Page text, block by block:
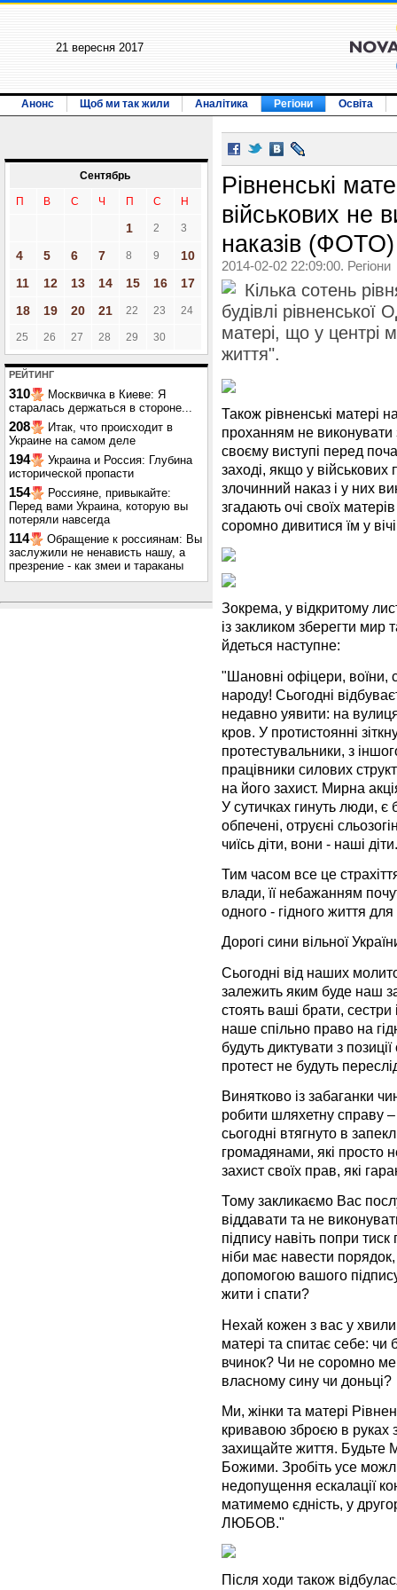
21 вересня 2017
Анонс Щоб ми так жили Аналітика Регіони Освіта
Сентябрь
П В С Ч П С Н
1 2 3
4 5 6 7 8 9
10
11
12 13 14 15 16
17
18
19 20 21 22 23 24
25 26 27 28 29 30
РЕЙТИНГ
310
Москвичка в Киеве: Я
старалась держаться в стороне...
208
Итак, что происходит в
Украине на самом деле
194
Украина и Россия: Глубина
исторической пропасти
154
Россияне, привыкайте:
Перед вами Украина, которую вы
потеряли навсегда
114
Обращение к россиянам: Вы
заслужили не ненависть нашу, а
презрение - как змеи и тараканы
Рівненські
військових не
наказів (ФОТО)
2014-02-02 22:09:00. Регіони
Кілька сотень
будівлі
матері, що у центрі
життя".
Також рівненські матері
проханням не виконувати
своєму виступі перед
заході, якщо у військових
злочинний наказ і у них
згадають очі своїх
соромно дивитися їм у
Зокрема, у відкритому
із закликом зберегти мир
йдеться наступне:
"Шановні офіцери, воїни,
народу! Сьогодні
недавно уявити: на
кров. У протистоянні
протестувальники, з
працівники силових
на його захист. Мирна
У сутичках гинуть люди,
обпечені, отруєні
чиїсь діти, вони - наші діти.
Тим часом все це
влади, її небажанням
одного - гідного життя для
Дорогі сини вільної
Сьогодні від наших
залежить яким буде наш
стоять ваші брати,
наше спільно право на
будуть диктувати з
протест не будуть
Винятково із забаганки
робити шляхетну справу
сьогодні втягнуто в
громадянами, які просто
захист своїх прав, які
Тому закликаємо Вас
віддавати та не
підпису навіть попри
ніби має навести
допомогою вашого
жити і спати?
Нехай кожен з вас у
матері та спитає себе:
вчинок? Чи не соромно
власному сину чи доньці?
Ми, жінки та матері
кривавою зброєю в руках
захищайте життя. Будьте
Божими. Зробіть усе
недопущення ескалації
матимемо єдність, у
ЛЮБОВ."
Після ходи також